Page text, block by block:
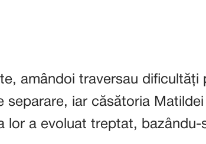
amândoi traversau dificultăți
separare, iar căsătoria
lor a evoluat treptat,